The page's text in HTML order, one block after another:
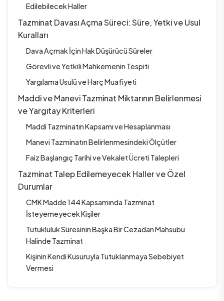
Edilebilecek Haller
Tazminat Davası Açma Süreci: Süre, Yetki ve Usul
Kuralları
Dava Açmak İçin Hak Düşürücü Süreler
Görevli ve Yetkili Mahkemenin Tespiti
Yargılama Usulü ve Harç Muafiyeti
Maddi ve Manevi Tazminat Miktarının Belirlenmesi
ve Yargıtay Kriterleri
Maddi Tazminatın Kapsamı ve Hesaplanması
Manevi Tazminatın Belirlenmesindeki Ölçütler
Faiz Başlangıç Tarihi ve Vekalet Ücreti Talepleri
Tazminat Talep Edilemeyecek Haller ve Özel
Durumlar
CMK Madde 144 Kapsamında Tazminat
İsteyemeyecek Kişiler
Tutukluluk Süresinin Başka Bir Cezadan Mahsubu
Halinde Tazminat
Kişinin Kendi Kusuruyla Tutuklanmaya Sebebiyet
Vermesi